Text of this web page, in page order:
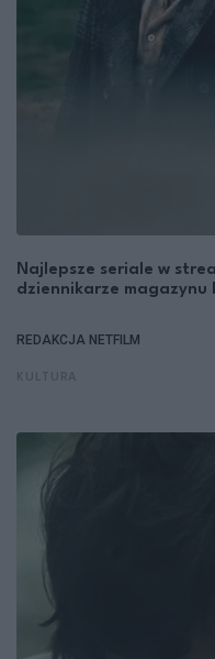
Najlepsze seriale w
dziennikarze magazynu
REDAKCJA NETFILM